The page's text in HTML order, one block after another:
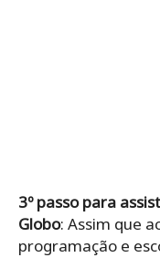
3º passo para
Globo: Assim que
programação e